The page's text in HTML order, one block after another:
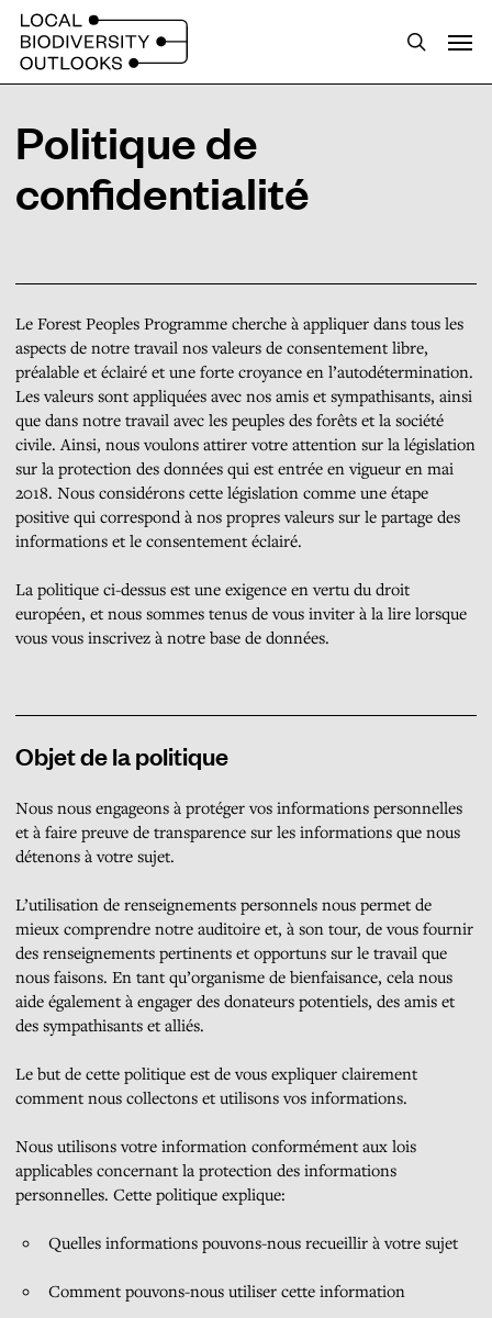
i
m
search
Menu
Politique de
confidentialité
Le Forest Peoples Programme cherche à appliquer dans tous les
aspects de notre travail nos valeurs de consentement libre,
préalable et éclairé et une forte croyance en l’autodétermination.
Les valeurs sont appliquées avec nos amis et sympathisants, ainsi
que dans notre travail avec les peuples des forêts et la société
civile. Ainsi, nous voulons attirer votre attention sur la législation
sur la protection des données qui est entrée en vigueur en mai
2018. Nous considérons cette législation comme une étape
positive qui correspond à nos propres valeurs sur le partage des
informations et le consentement éclairé.
La politique ci-dessus est une exigence en vertu du droit
européen, et nous sommes tenus de vous inviter à la lire lorsque
vous vous inscrivez à notre base de données.
Objet de la politique
Nous nous engageons à protéger vos informations personnelles
et à faire preuve de transparence sur les informations que nous
détenons à votre sujet.
L’utilisation de renseignements personnels nous permet de
mieux comprendre notre auditoire et, à son tour, de vous fournir
des renseignements pertinents et opportuns sur le travail que
nous faisons. En tant qu’organisme de bienfaisance, cela nous
aide également à engager des donateurs potentiels, des amis et
des sympathisants et alliés.
Le but de cette politique est de vous expliquer clairement
comment nous collectons et utilisons vos informations.
Nous utilisons votre information conformément aux lois
applicables concernant la protection des informations
personnelles. Cette politique explique:
Quelles informations pouvons-nous recueillir à votre sujet
Comment pouvons-nous utiliser cette information